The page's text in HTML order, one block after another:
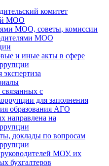
комитет
МОО
МОО, советы, комиссии
МОО
и иные акты в сфере
с
для заполнения
образования АГО
направлена на
доклады по вопросам
МОУ, их
бухгалтеров